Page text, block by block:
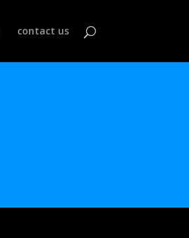
contact us